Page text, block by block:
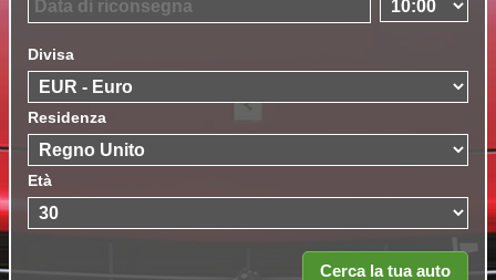
Divisa
Residenza
Età